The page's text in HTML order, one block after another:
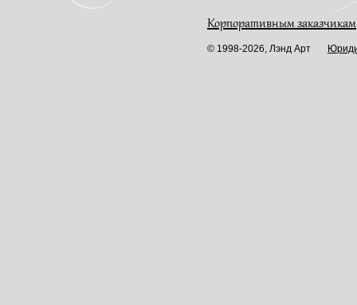
Корпоративным заказчикам
© 1998-2026, Лэнд Арт